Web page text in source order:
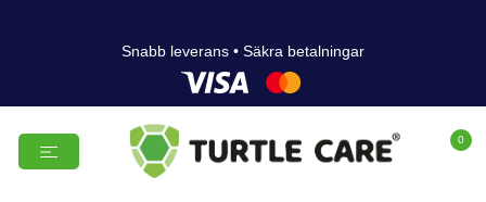
Snabb leverans • Säkra betalningar
0